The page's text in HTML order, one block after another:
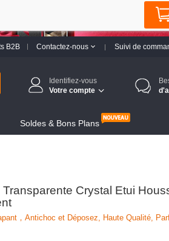
B2B Contactez-nous Suivi de
Identifiez-vous
Votre compte
Soldes & Bons Plans
Crystal Etui
，Antichoc et Déposez, Haute Qualité,